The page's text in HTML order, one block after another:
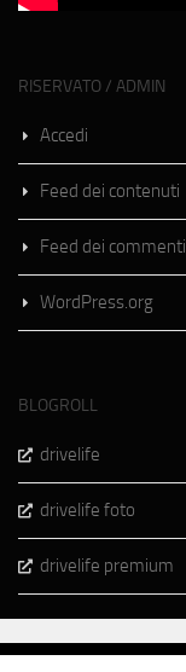
RISERVATO / ADMIN
Accedi
Feed dei contenuti
Feed dei commenti
WordPress.org
BLOGROLL
drivelife
drivelife foto
drivelife premium